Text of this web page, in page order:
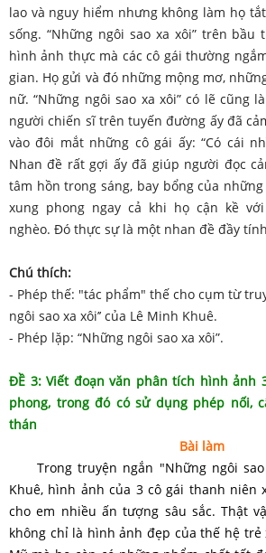
lao và nguy hiểm nhưng không làm họ
sống. “Những ngôi sao xa xôi” trên
hình ảnh thực mà các cô gái thường
gian. Họ gửi và đó những mộng mơ,
nữ. “Những ngôi sao xa xôi” có lẽ cũng
người chiến sĩ trên tuyến đường ấy đã
vào đôi mắt những cô gái ấy: “Có cái
Nhan đề rất gợi ấy đã giúp người đọc
tâm hồn trong sáng, bay bổng của
xung phong ngay cả khi họ cận kề
nghèo. Đó thực sự là một nhan đề đầy
Chú thích:
- Phép thế: "tác phẩm" thế cho cụm từ
ngôi sao xa xôi’’ của Lê Minh Khuê.
- Phép lặp: “Những ngôi sao xa xôi”.
ĐỀ 3: Viết đoạn văn phân tích hình ảnh
phong, trong đó có sử dụng phép nối,
thán
Bài làm
Trong truyện ngắn "Những ngôi sao
Khuê, hình ảnh của 3 cô gái thanh niên
cho em nhiều ấn tượng sâu sắc. Thật
không chỉ là hình ảnh đẹp của thế hệ